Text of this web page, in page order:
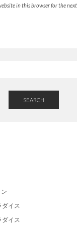
in this browser for the
SEARCH
ダイス
ダイス